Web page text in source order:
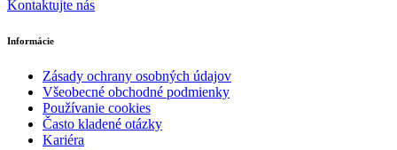
Kontaktujte nás
Informácie
Zásady ochrany osobných údajov
Všeobecné obchodné podmienky
Používanie cookies
Často kladené otázky
Kariéra